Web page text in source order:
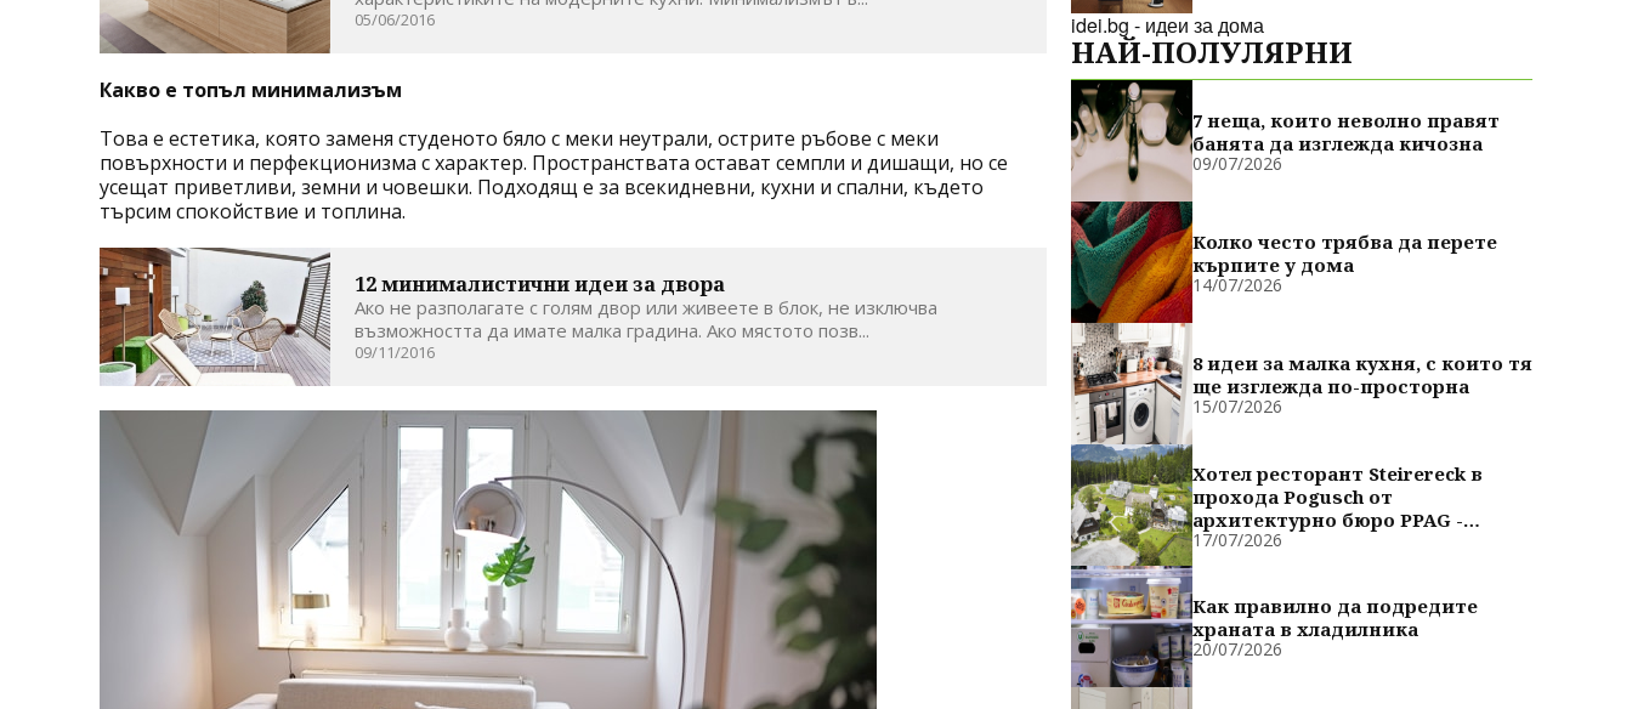
05/06/2016
Какво е топъл минимализъм
Това е естетика, която заменя студеното бяло с меки неутрали, острите ръбове с меки
повърхности и перфекционизма с характер. Пространствата остават семпли и дишащи, но се
усещат приветливи, земни и човешки. Подходящ е за всекидневни, кухни и спални, където
търсим спокойствие и топлина.
12 минималистични идеи за двора
Ако не разполагате с голям двор или живеете в блок, не изключва
възможността да имате малка градина. Ако мястото позв...
09/11/2016
idei.bg - идеи за дома
НАЙ-ПОЛУЛЯРНИ
7 неща, които неволно правят
банята да изглежда кичозна
09/07/2026
Колко често трябва да перете
кърпите у дома
14/07/2026
8 идеи за малка кухня, с които тя
ще изглежда по-просторна
15/07/2026
Хотел ресторант Steirereck в
прохода Pogusch от
архитектурно бюро PPAG -
духовно сродни
17/07/2026
Как правилно да подредите
храната в хладилника
20/07/2026